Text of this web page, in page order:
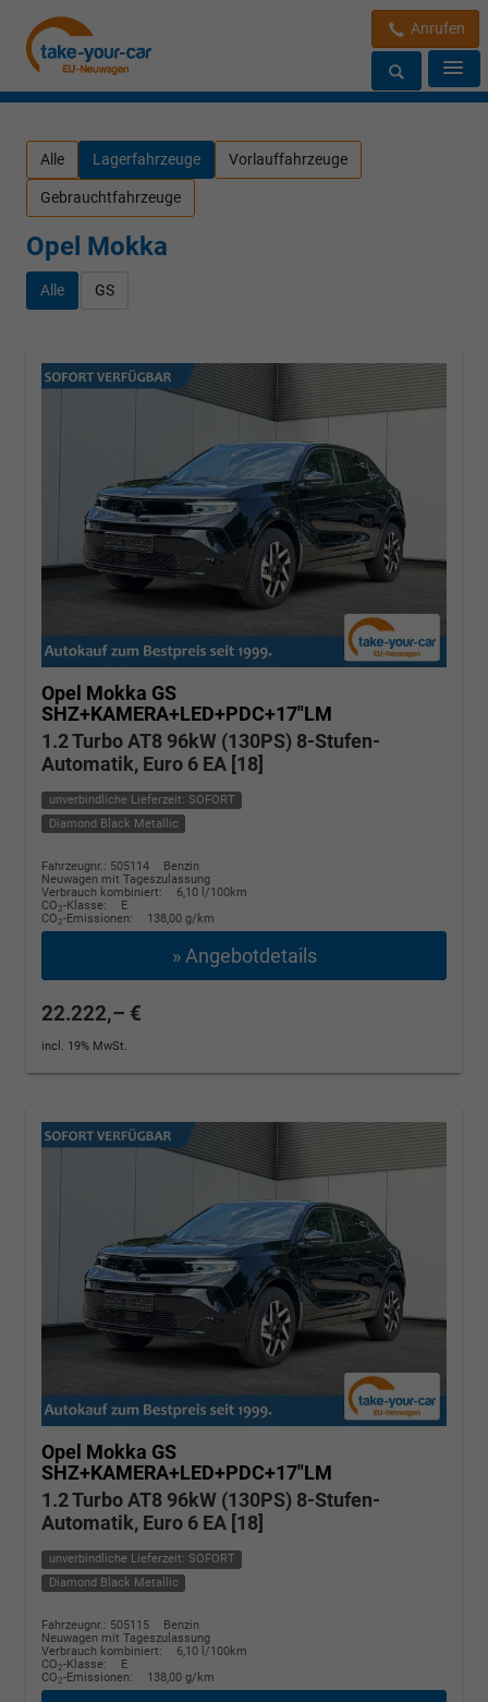
Anrufen
Alle Lagerfahrzeuge Vorlauffahrzeuge
Gebrauchtfahrzeuge
Opel Mokka
Alle GS
Opel Mokka GS
SHZ+KAMERA+LED+PDC+17"LM
1.2 Turbo AT8 96kW (130PS) 8-Stufen-
Automatik, Euro 6 EA [18]
unverbindliche Lieferzeit: SOFORT
Diamond Black Metallic
Fahrzeugnr.: 505114
Benzin
Neuwagen mit Tageszulassung
Verbrauch kombiniert:
6,10 l/100km
CO2-Klasse:
E
CO2-Emissionen: 138,00 g/km
» Angebotdetails
22.222,– €
incl. 19% MwSt.
Opel Mokka GS
SHZ+KAMERA+LED+PDC+17"LM
1.2 Turbo AT8 96kW (130PS) 8-Stufen-
Automatik, Euro 6 EA [18]
unverbindliche Lieferzeit: SOFORT
Diamond Black Metallic
Fahrzeugnr.: 505115
Benzin
Neuwagen mit Tageszulassung
Verbrauch kombiniert:
6,10 l/100km
CO2-Klasse:
E
CO2-Emissionen: 138,00 g/km